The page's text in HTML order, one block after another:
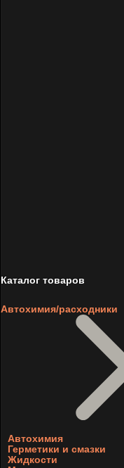
Каталог товаров
Автохимия/расходники
Автохимия
Герметики и смазки
Жидкости